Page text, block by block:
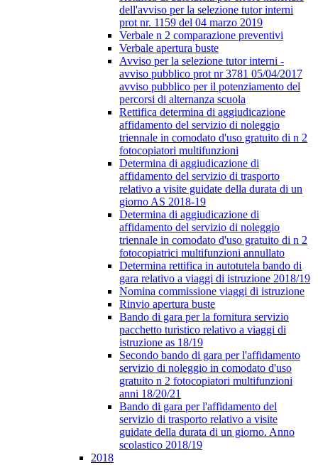
dell'avviso per la selezione tutor interni
prot nr. 1159 del 04 marzo 2019
Verbale n 2 comparazione preventivi
Verbale apertura buste
Avviso per la selezione tutor interni -
avviso pubblico prot nr 3781 05/04/2017
avviso pubblico per il potenziamento del
percorsi di alternanza scuola
Rettifica determina di aggiudicazione
affidamento del servizio di noleggio
triennale in comodato d'uso gratuito di n 2
fotocopiatori multifunzioni
Determina di aggiudicazione di
affidamento del servizio di trasporto
relativo a visite guidate della durata di un
giorno AS 2018-19
Determina di aggiudicazione di
affidamento del servizio di noleggio
triennale in comodato d'uso gratuito di n 2
fotocopiatrici multifunzioni annullato
Determina rettifica in autotutela bando di
gara relativo a viaggi di istruzione 2018/19
Nomina commissione viaggi di istruzione
Rinvio apertura buste
Bando di gara per la fornitura servizio
pacchetto turistico relativo a viaggi di
istruzione as 18/19
Secondo bando di gara per l'affidamento
servizio di noleggio in comodato d'uso
gratuito n 2 fotocopiatori multifunzioni
anni 18/20/21
Bando di gara per l'affidamento del
servizio di trasporto relativo a visite
guidate della durata di un giorno. Anno
scolastico 2018/19
2018